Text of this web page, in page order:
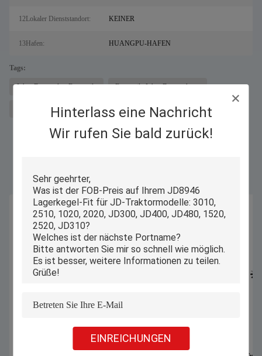
Hinterlass eine Nachricht
Wir rufen Sie bald zurück!
EINREICHUNGEN
12Lokaler Dienststandort: KEINER
13Hafen: HUANGPU-HAFEN
Tags:
John- DeeretraktorErsatzteile Ersatzteile John- Deeretraktors
Dieselmotorteile JD